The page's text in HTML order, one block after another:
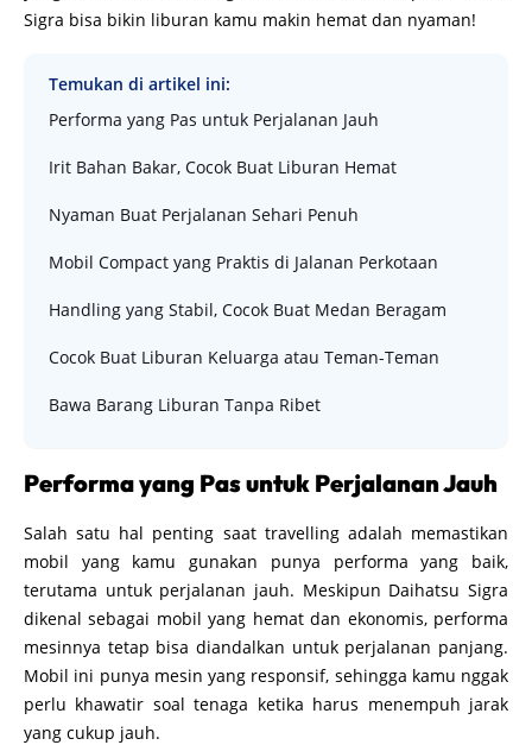
Sigra bisa bikin liburan kamu makin hemat dan nyaman!
Temukan di artikel ini:
Performa yang Pas untuk Perjalanan Jauh
Irit Bahan Bakar, Cocok Buat Liburan Hemat
Nyaman Buat Perjalanan Sehari Penuh
Mobil Compact yang Praktis di Jalanan Perkotaan
Handling yang Stabil, Cocok Buat Medan Beragam
Cocok Buat Liburan Keluarga atau Teman-Teman
Bawa Barang Liburan Tanpa Ribet
Performa yang Pas untuk Perjalanan Jauh
Salah satu hal penting saat travelling adalah memastikan
mobil yang kamu gunakan punya performa yang baik,
terutama untuk perjalanan jauh. Meskipun Daihatsu Sigra
dikenal sebagai mobil yang hemat dan ekonomis, performa
mesinnya tetap bisa diandalkan untuk perjalanan panjang.
Mobil ini punya mesin yang responsif, sehingga kamu nggak
perlu khawatir soal tenaga ketika harus menempuh jarak
yang cukup jauh.